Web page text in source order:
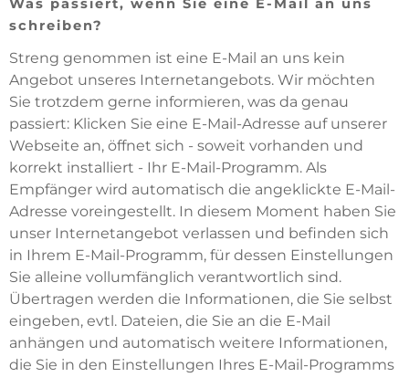
Was passiert, wenn Sie eine E-Mail an uns
schreiben?
Streng genommen ist eine E-Mail an uns kein
Angebot unseres Internetangebots. Wir möchten
Sie trotzdem gerne informieren, was da genau
passiert: Klicken Sie eine E-Mail-Adresse auf unserer
Webseite an, öffnet sich - soweit vorhanden und
korrekt installiert - Ihr E-Mail-Programm. Als
Empfänger wird automatisch die angeklickte E-Mail-
Adresse voreingestellt. In diesem Moment haben Sie
unser Internetangebot verlassen und befinden sich
in Ihrem E-Mail-Programm, für dessen Einstellungen
Sie alleine vollumfänglich verantwortlich sind.
Übertragen werden die Informationen, die Sie selbst
eingeben, evtl. Dateien, die Sie an die E-Mail
anhängen und automatisch weitere Informationen,
die Sie in den Einstellungen Ihres E-Mail-Programms